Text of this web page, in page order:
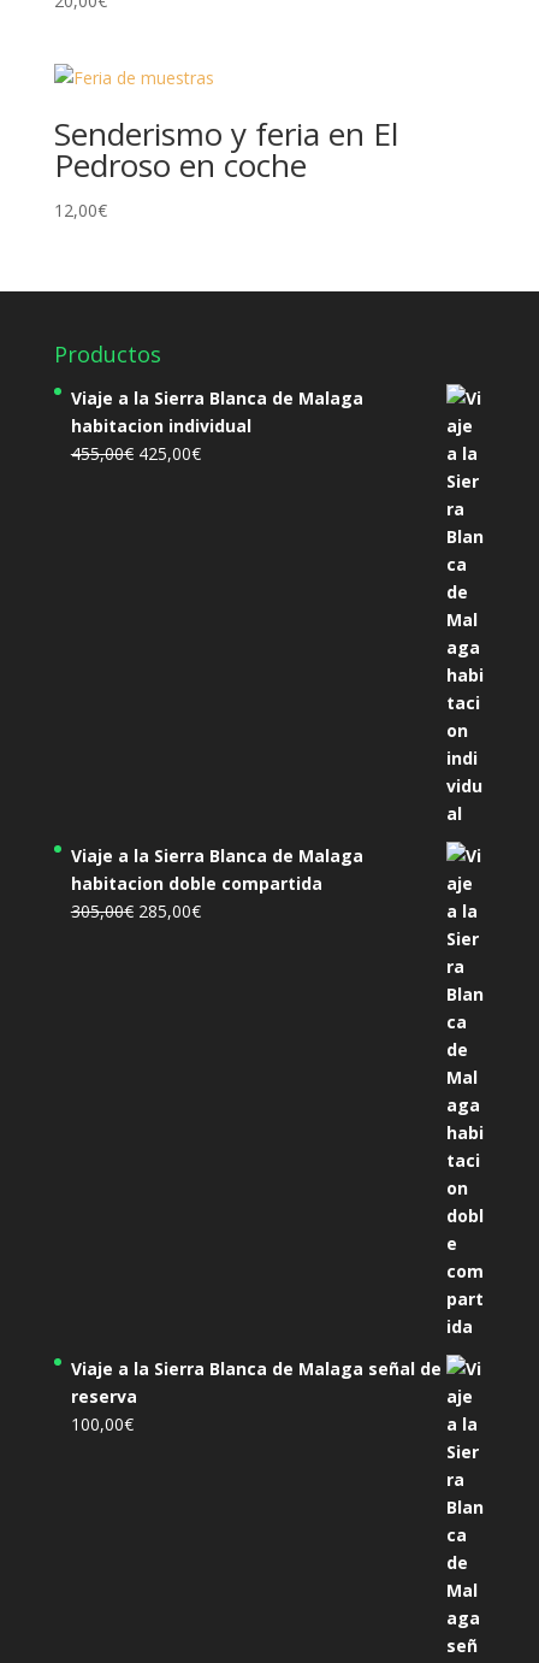
Senderismo y feria en El
Pedroso en coche
12,00€
Productos
Viaje a la Sierra Blanca de Malaga
habitacion individual
455,00€ El
425,00€El
Viaje a la Sierra Blanca de Malaga
habitacion doble compartida
305,00€ El
285,00€El
Viaje a la Sierra Blanca de Malaga señal de
reserva
100,00€